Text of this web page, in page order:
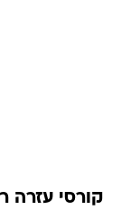
קורסי עזרה